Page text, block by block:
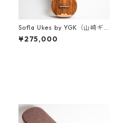
Sofla Ukes by YGK（山崎ギ
ター工房）#457 ハワイアンコ
ア ソプラノウクレレ
¥275,000